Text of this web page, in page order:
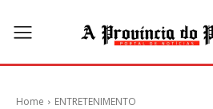
Home ENTRETENIMENTO